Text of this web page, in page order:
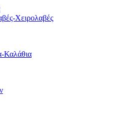
Χειρολαβές
Καλάθια